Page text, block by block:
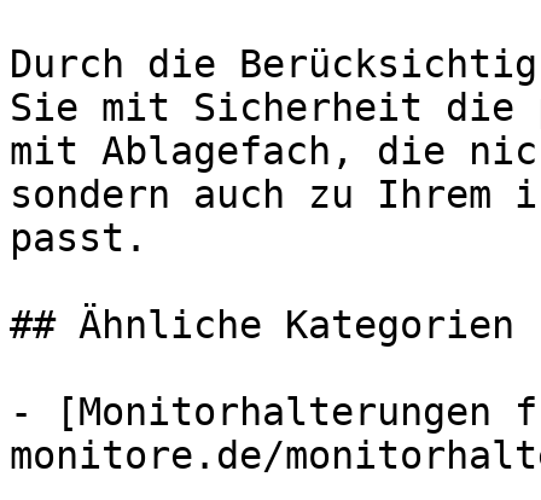
Durch die
Sie mit Sicherheit die
mit Ablagefach, die
sondern auch zu
passt.
## Ähnliche Kategorien
- [Monitorhalterungen
monitore.de/